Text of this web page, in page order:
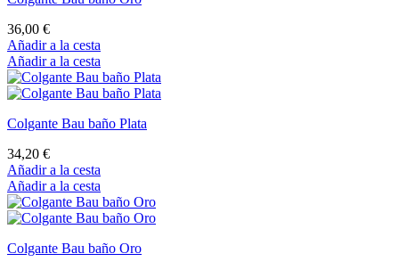
36,00 €
Añadir a la cesta
Añadir a la cesta
Colgante Bau baño Plata
34,20 €
Añadir a la cesta
Añadir a la cesta
Colgante Bau baño Oro